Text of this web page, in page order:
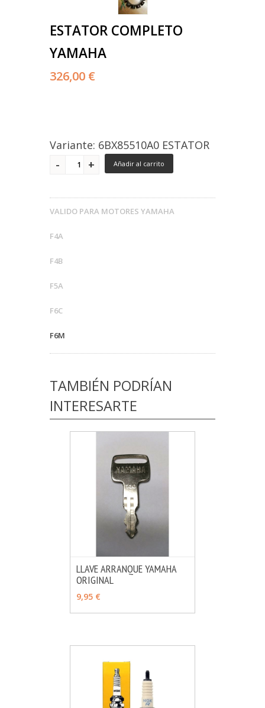
ESTATOR COMPLETO
YAMAHA
326,00 €
Variante: 6BX85510A0 ESTATOR
Añadir al carrito
VALIDO PARA MOTORES YAMAHA
F4A
F4B
F5A
F6C
F6M
TAMBIÉN PODRÍAN
INTERESARTE
VER OPCIONES
LLAVE ARRANQUE YAMAHA
ORIGINAL
9,95 €